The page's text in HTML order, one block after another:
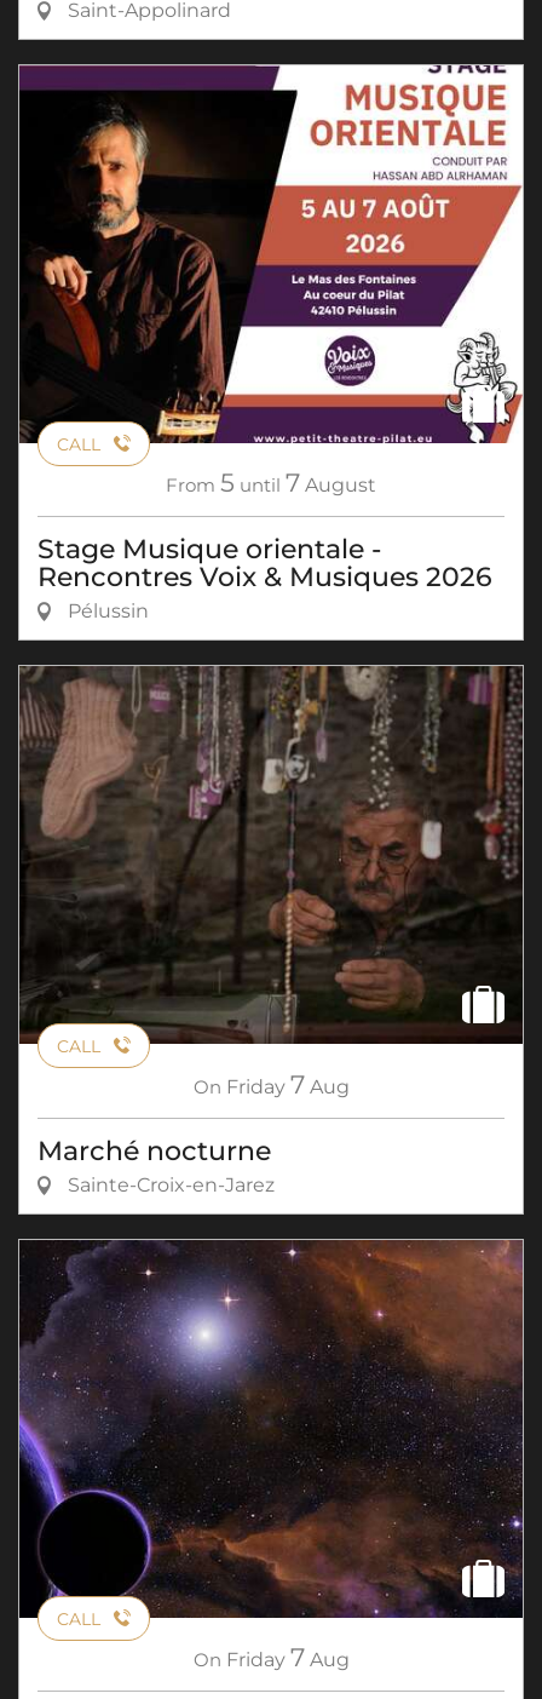
Saint-Appolinard
CALL
From 5 until 7 August
Stage Musique orientale -
Rencontres Voix & Musiques 2026
Pélussin
CALL
On Friday 7 Aug
Marché nocturne
Sainte-Croix-en-Jarez
CALL
On Friday 7 Aug